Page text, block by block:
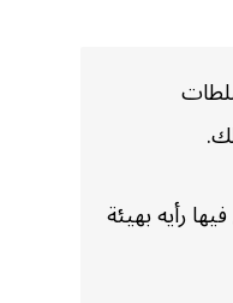
رأيه بهيئة